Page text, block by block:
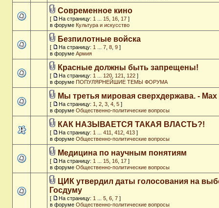
Современное кино
[ На страницу: 1 15 16 17 ]
в форуме Культура и искусство
Безпилотные войска
[ На страницу: 1 7 8 9 ]
в форуме Армия
Красные должны быть запрещены!
[ На страницу: 1 120 121 122 ]
в форуме ПОПУЛЯРНЕЙШИЕ ТЕМЫ ФОРУМА
Мы третья мировая сверхдержава. - Max
[ На страницу: 1 2 3 4 5 ]
в форуме Общественно-политические вопросы
КАК НАЗЫВАЕТСЯ ТАКАЯ ВЛАСТЬ?!
[ На страницу: 1 411 412 413 ]
в форуме Общественно-политические вопросы
Медицина по научным понятиям
[ На страницу: 1 15 16 17 ]
в форуме Общественно-политические вопросы
ЦИК утвердил даты голосования на
Госдуму
[ На страницу: 1 5 6 7 ]
в форуме Общественно-политические вопросы